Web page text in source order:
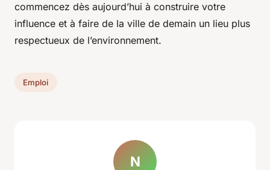
commencez dès aujourd’hui à construire votre
influence et à faire de la ville de demain un lieu plus
respectueux de l’environnement.
Emploi
N